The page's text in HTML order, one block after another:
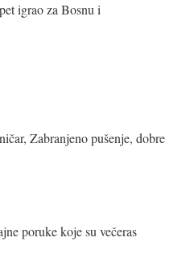
igrao za Bosnu i
Zabranjeno pušenje, dobre
poruke koje su večeras